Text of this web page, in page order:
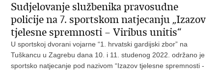
Sudjelovanje službenika pravosudne
policije na 7. sportskom natjecanju „Izazov
tjelesne spremnosti – Viribus unitis“
U sportskoj dvorani vojarne “1. hrvatski gardijski zbor” na
Tuškancu u Zagrebu dana 10. i 11. studenog 2022. održano je
sportsko natjecanje pod nazivom “Izazov tjelesne spremnosti -